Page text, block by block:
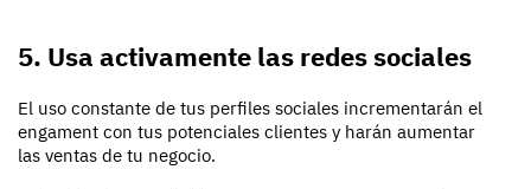
5. Usa activamente las redes sociales
El uso constante de tus perfiles sociales incrementarán el
engament con tus potenciales clientes y harán aumentar
las ventas de tu negocio.